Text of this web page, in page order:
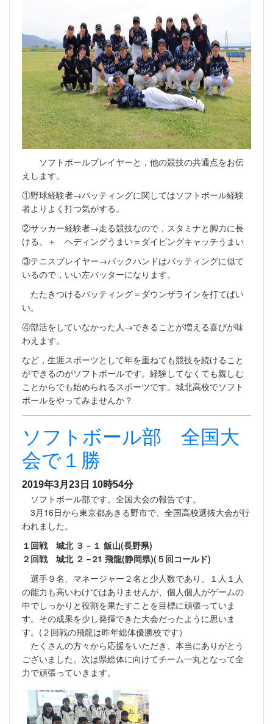
ソフトボールプレイヤーと，他の競技の共通点をお伝
えします。
①野球経験者→バッティングに関してはソフトボール経験
者よりよく打つ気がする。
②サッカー経験者→走る競技なので，スタミナと脚力に長
ける。＋ ヘディングうまい＝ダイビングキャッチうまい
③テニスプレイヤー→バックハンドはバッティングに似て
いるので，いい左バッターになります。
たたきつけるバッティング＝ダウンザラインを打てばい
い。
④部活をしていなかった人→できることが増える喜びが味
わえます。
など，生涯スポーツとして年を重ねても競技を続けること
ができるのがソフトボールです。経験してなくても親しむ
ことからでも始められるスポーツです。城北高校でソフト
ボールをやってみませんか？
ソフトボール部 全国大
会で１勝
2019年3月23日 10時54分
ソフトボール部です。全国大会の報告です。
3月16日から東京都あきる野市で、全国高校選抜大会が行
われました。
１回戦 城北 ３－１ 飯山(長野県)
２回戦 城北 ２－21 飛龍(静岡県)(５回コールド)
選手９名、マネージャー２名と少人数であり、１人１人
の能力も高いわけではありませんが、個人個人がゲームの
中でしっかりと役割を果たすことを目標に頑張っていま
す。その成果を少し発揮できた大会だったように思いま
す。(２回戦の飛龍は昨年総体優勝校です）
たくさんの方々から応援をいただき、本当にありがとう
ございました。次は県総体に向けてチーム一丸となって全
力で頑張っていきます。